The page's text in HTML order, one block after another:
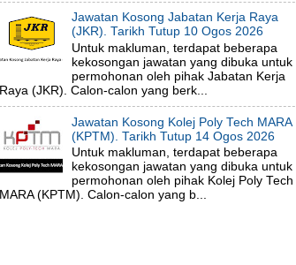
Jawatan Kosong Jabatan Kerja Raya
(JKR). Tarikh Tutup 10 Ogos 2026
Untuk makluman, terdapat beberapa
kekosongan jawatan yang dibuka untuk
permohonan oleh pihak Jabatan Kerja
Raya (JKR). Calon-calon yang berk...
Jawatan Kosong Kolej Poly Tech MARA
(KPTM). Tarikh Tutup 14 Ogos 2026
Untuk makluman, terdapat beberapa
kekosongan jawatan yang dibuka untuk
permohonan oleh pihak Kolej Poly Tech
MARA (KPTM). Calon-calon yang b...